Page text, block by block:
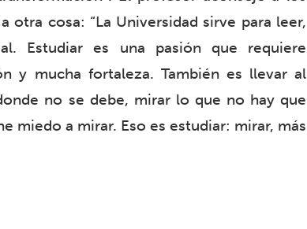
otra cosa: “La Universidad sirve para leer,
Estudiar es una pasión que requiere
y mucha fortaleza. También es llevar al
no se debe, mirar lo que no hay que
miedo a mirar. Eso es estudiar: mirar, más